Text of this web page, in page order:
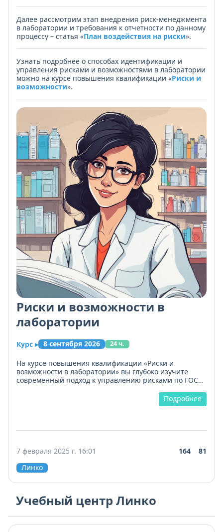
Далее рассмотрим этап внедрения риск-менеджмента
в лаборатории и требования к отчетности по данному
процессу – статья «План воздействия на риски».
Узнать подробнее о способах идентификации и
управления рисками и возможностями в лаборатории
можно на курсе повышения квалификации «Риски и
возможности».
Риски и возможности в
лаборатории
Курс ▸ 8 сентября 2026 24 ч.
На курсе повышения квалификации «Риски и
возможности в лаборатории» вы глубоко изучите
современный подход к управлению рисками по ГОСТ
идентификации, оценки и обработки рисков, включая
риски, связанные с беспристрастностью и
развития лаборатории и использовать их.
Освоите полный цикл: от определения критериев
оценки до мониторинга результативности
мероприятий. В программе - деловая игра,
интерактивный модуль и практические задания. Все
материалы актуализированы под требования
повышении квалификации. Шаблоны процедур и
реестр рисков можно сразу внедрить в работу.
Подробнее
7 февраля 2025 г. 16:01 164
81
Линко
Учебный центр Линко